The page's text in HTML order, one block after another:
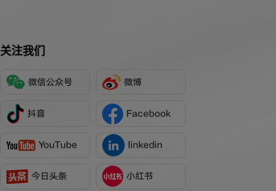
关注我们
微信公众号 微博
抖音 Facebook
YouTube linkedin
今日头条 小红书